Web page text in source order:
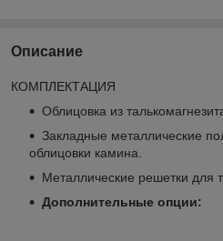
Описание
КОМПЛЕКТАЦИЯ
Облицовка из
Закладные металлические
облицовки камина.
Металлические решетки для
Дополнительные опции: